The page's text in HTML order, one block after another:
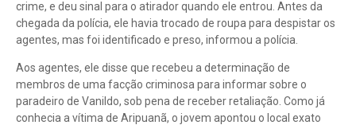
crime, e deu sinal para o atirador quando ele entrou. Antes da
chegada da polícia, ele havia trocado de roupa para despistar os
agentes, mas foi identificado e preso, informou a polícia.
Aos agentes, ele disse que recebeu a determinação de
membros de uma facção criminosa para informar sobre o
paradeiro de Vanildo, sob pena de receber retaliação. Como já
conhecia a vítima de Aripuanã, o jovem apontou o local exato